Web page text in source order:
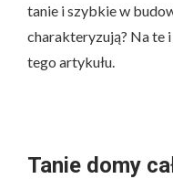
tanie i szybkie w
charakteryzują? Na te
tego artykułu.
Tanie domy